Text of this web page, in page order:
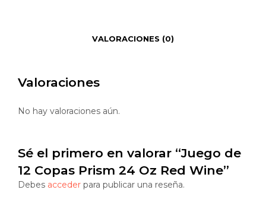
VALORACIONES (0)
Valoraciones
No hay valoraciones aún.
Sé el primero en valorar “Juego de
12 Copas Prism 24 Oz Red Wine”
Debes acceder para publicar una reseña.